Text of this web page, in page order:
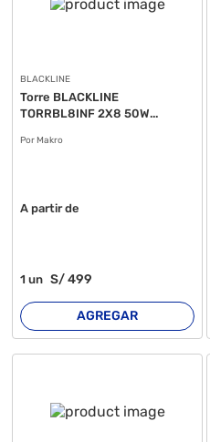
BLACKLINE
Torre BLACKLINE
TORRBL8INF 2X8 50W...
Por Makro
A partir de
1un S/499
AGREGAR